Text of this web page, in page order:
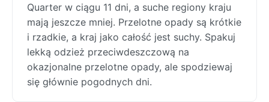
Quarter w ciągu 11 dni, a suche regiony kraju
mają jeszcze mniej. Przelotne opady są krótkie
i rzadkie, a kraj jako całość jest suchy. Spakuj
lekką odzież przeciwdeszczową na
okazjonalne przelotne opady, ale spodziewaj
się głównie pogodnych dni.